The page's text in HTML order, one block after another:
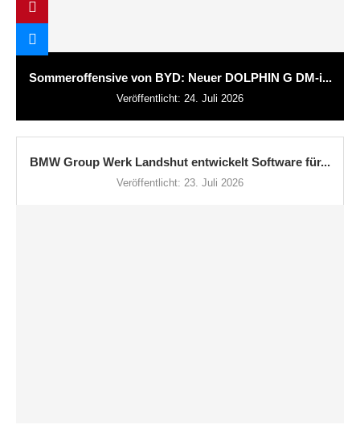
Sommeroffensive von BYD: Neuer DOLPHIN G DM-i...
Veröffentlicht: 24. Juli 2026
BMW Group Werk Landshut entwickelt Software für...
Veröffentlicht: 23. Juli 2026